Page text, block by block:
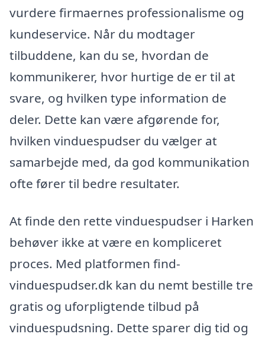
vurdere firmaernes professionalisme og
kundeservice. Når du modtager
tilbuddene, kan du se, hvordan de
kommunikerer, hvor hurtige de er til at
svare, og hvilken type information de
deler. Dette kan være afgørende for,
hvilken vinduespudser du vælger at
samarbejde med, da god kommunikation
ofte fører til bedre resultater.
At finde den rette vinduespudser i Harken
behøver ikke at være en kompliceret
proces. Med platformen find-
vinduespudser.dk kan du nemt bestille tre
gratis og uforpligtende tilbud på
vinduespudsning. Dette sparer dig tid og